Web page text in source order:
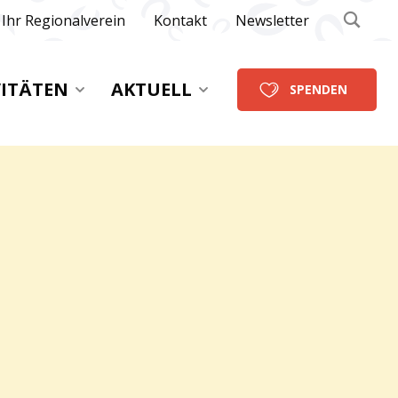
Ihr Regionalverein Kontakt Newsletter
AKTUELL SPENDEN